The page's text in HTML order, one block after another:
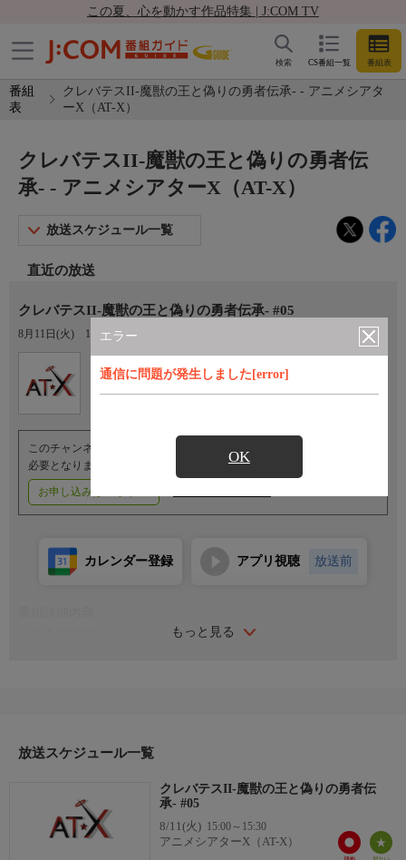
この夏、心を動かす作品特集 | J:COM TV
CS番組一覧 番組表
検索
番組
表
クレバテスII-魔獣の王と偽りの勇者伝承- - アニメシアタ
ーX（AT-X）
エラー
通信に問題が発生しました[error]
OK
クレバテスII-魔獣の王と偽りの勇者伝
承- - アニメシアターX（AT-X）
放送スケジュール一覧
直近の放送
クレバテスII-魔獣の王と偽りの勇者伝承- #05
8月11日(火) 15:00〜15:30
アニメシアターX（AT-X）
このチャンネルのご視聴には、オプションチャンネル(有料)のご契約が
必要となります。
お申し込みはこちら
もっと見る
カレンダー登録 アプリ視聴 放送前
＜キャスト＞
／ルナ：会沢紗弥／ナイエ：黒沢ともよ／ロッド：関 智一／ヴ
ォーデイン：黒田崇矢／レイ：梅田修一朗／メリーメリー：菊池
ゆりな／アンドリュー：橘 龍丸／ティゲル：鈴木崚汰／リオ
ン：峯田大夢／サラサ：久野美咲／エディソン：西山宏太朗／ミ
放送スケジュール一覧
クレバテスII-魔獣の王と偽りの勇者伝
承- #05
8/11(火) 15:00～15:30
アニメシアターX（AT-X）